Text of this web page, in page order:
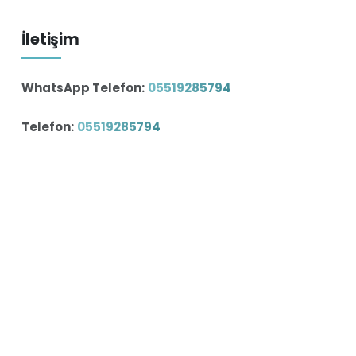
İletişim
WhatsApp Telefon: 05519285794
Telefon: 05519285794